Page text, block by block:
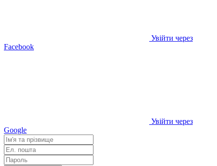
Увійти через
Facebook
Увійти через
Google